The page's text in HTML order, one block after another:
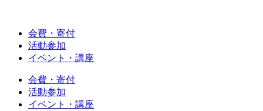
会費・寄付
活動参加
イベント・講座
会費・寄付
活動参加
イベント・講座